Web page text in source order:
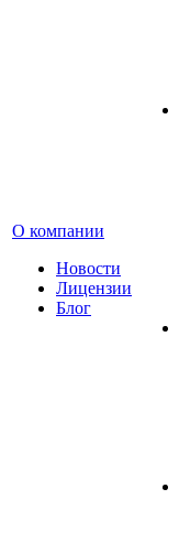
О компании
Новости
Лицензии
Блог